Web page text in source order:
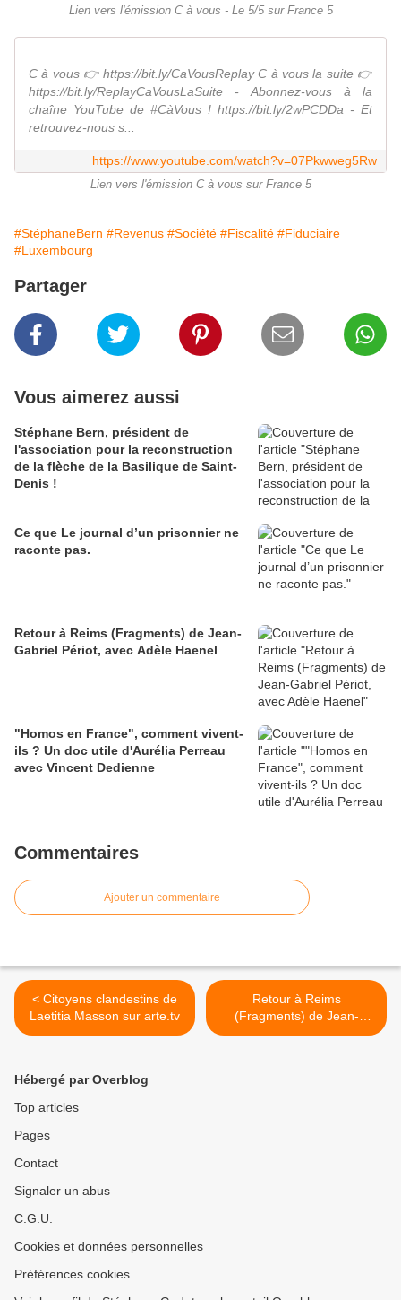
Lien vers l'émission C à vous - Le 5/5 sur France 5
C à vous 👉 https://bit.ly/CaVousReplay C à vous la suite 👉
https://bit.ly/ReplayCaVousLaSuite - Abonnez-vous à la
chaîne YouTube de #CàVous ! https://bit.ly/2wPCDDa - Et
retrouvez-nous s...
https://www.youtube.com/watch?v=07Pkwweg5Rw
Lien vers l'émission C à vous sur France 5
#StéphaneBern #Revenus #Société #Fiscalité #Fiduciaire
#Luxembourg
Partager
Vous aimerez aussi
Stéphane Bern, président de
l'association pour la reconstruction
de la flèche de la Basilique de Saint-
Denis !
Ce que Le journal d’un prisonnier ne
raconte pas.
Retour à Reims (Fragments) de Jean-
Gabriel Périot, avec Adèle Haenel
"Homos en France", comment vivent-
ils ? Un doc utile d'Aurélia Perreau
avec Vincent Dedienne
Commentaires
Ajouter un commentaire
< Citoyens clandestins de
Laetitia Masson sur arte.tv
Retour à Reims
(Fragments) de Jean-
Gabriel Périot, avec Adèle
Hébergé par Overblog
Top articles
Pages
Contact
Signaler un abus
C.G.U.
Cookies et données personnelles
Préférences cookies